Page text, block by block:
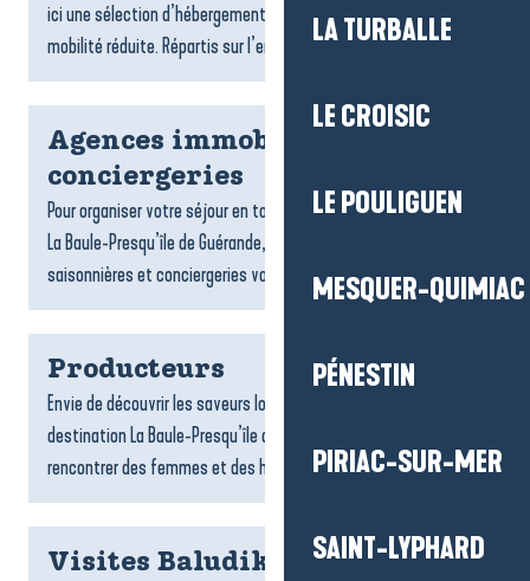
LA TURBALLE
LE CROISIC
LE POULIGUEN
MESQUER-QUIMIAC
PÉNESTIN
PIRIAC-SUR-MER
SAINT-LYPHARD
ici une sélection d’hébergements accessibles aux personnes à
mobilité réduite. Répartis sur l’ensemble du...
Agences immobilières et
conciergeries
Pour organiser votre séjour en toute sérénité sur la destination
La Baule-Presqu’île de Guérande, les agences de locations
saisonnières et conciergeries vous accompagnent dans...
Producteurs
Envie de découvrir les saveurs locales ? Les producteurs de la
destination La Baule-Presqu’île de Guérande vous invitent à
rencontrer des femmes et des hommes passionnés,...
Visites Baludik et chasses au